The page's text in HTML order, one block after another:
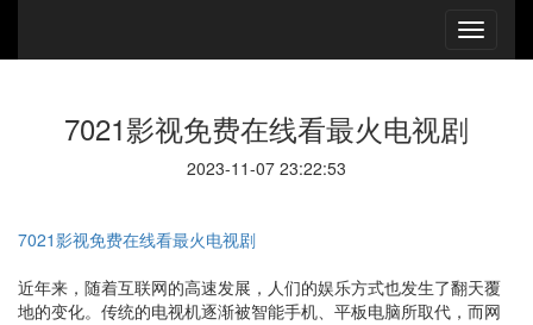
7021影视免费在线看最火电视剧
2023-11-07 23:22:53
7021影视免费在线看最火电视剧
近年来，随着互联网的高速发展，人们的娱乐方式也发生了翻天覆
地的变化。传统的电视机逐渐被智能手机、平板电脑所取代，而网